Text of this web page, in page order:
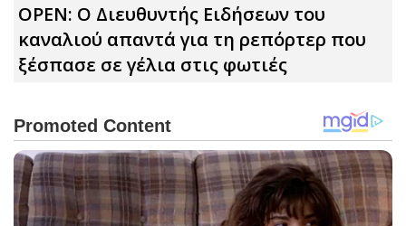
OPEN: O Διευθυντής Ειδήσεων του
καναλιού απαντά για τη ρεπόρτερ που
ξέσπασε σε γέλια στις φωτιές